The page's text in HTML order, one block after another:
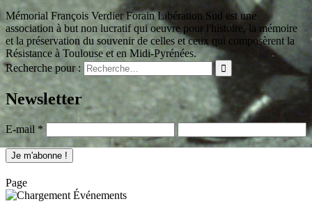
Mémorial François Verdier Forain Libération Sud est une
association à but non lucratif qui oeuvre pour l'histoire, la mémoire
et la préservation du souvenir de celles et ceux qui composèrent la
Résistance à Toulouse et en Midi-Pyrénées.
Recherche pour :
Newsletter
E-mail *
Page